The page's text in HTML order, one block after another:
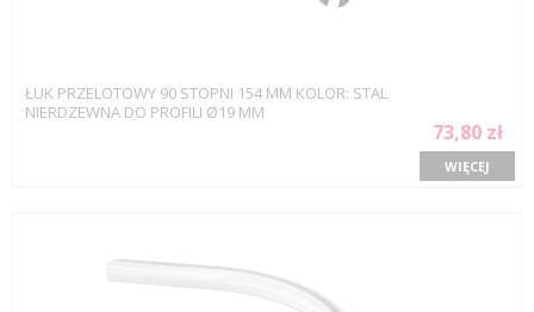
ŁUK PRZELOTOWY 90 STOPNI 154 MM KOLOR: STAL
NIERDZEWNA DO PROFILI Ø19 MM
73,80 zł
WIĘCEJ